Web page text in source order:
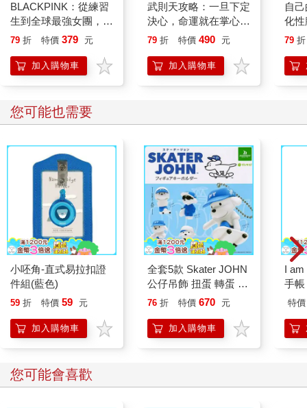
BLACKPINK：從練習
生到全球最強女團，看
Jisoo、Jennie、
世界，創造K-pop傳
奇！
79 折 特價 379 元
加入購物車
武則天攻略：一旦下定
決心，命運就在掌心！
【作者親簽版】
79 折 特價 490 元
加入購物車
自
化
【
79 折
您可能也需要
小呸角-直式易拉扣證
件組(藍色)
59 折 特價 59 元
加入購物車
全套5款 Skater JOHN
公仔吊飾 扭蛋 轉蛋 模
型 吊飾 包包吊飾 滑板
BUSHIROAD
76 折 特價 670 元
加入購物車
I am
手帳
特價
您可能會喜歡